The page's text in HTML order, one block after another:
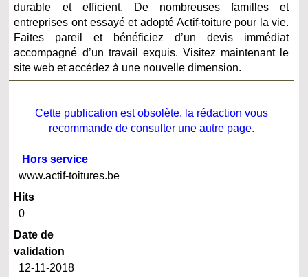
durable et efficient. De nombreuses familles et
entreprises ont essayé et adopté Actif-toiture pour la vie.
Faites pareil et bénéficiez d’un devis immédiat
accompagné d’un travail exquis. Visitez maintenant le
site web et accédez à une nouvelle dimension.
Cette publication est obsolète, la rédaction vous
recommande de consulter une autre page.
Hors service
www.actif-toitures.be
Hits
0
Date de
validation
12-11-2018